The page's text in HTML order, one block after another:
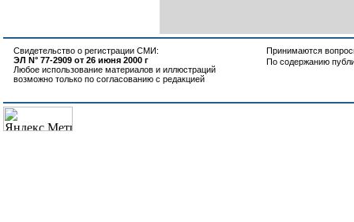
Свидетельство о регистрации СМИ:
ЭЛ N° 77-2909 от 26 июня 2000 г
Любое использование материалов и иллюстраций
возможно только по согласованию с редакцией
Принимаются
По содержанию